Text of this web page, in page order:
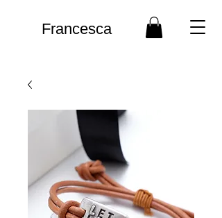
Francesca